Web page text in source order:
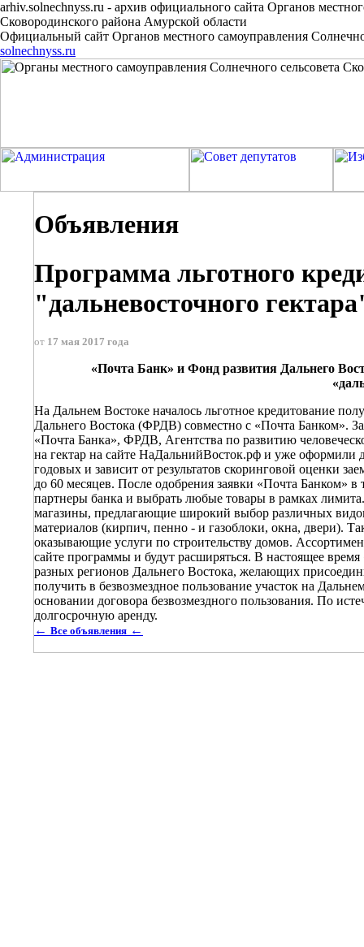
arhiv.solnechnyss.ru - архив официального сайта Органов
Сковородинского района Амурской области
Официальный сайт Органов местного самоуправления
solnechnyss.ru
Объявления
Программа льготного
"дальневосточного
от 17 мая 2017 года
«Почта Банк» и Фонд развития Дальнего
На Дальнем Востоке началось льготное кредитование
Дальнего Востока (ФРДВ) совместно с «Почта Банком».
«Почта Банка», ФРДВ, Агентства по развитию
на гектар на сайте НаДальнийВосток.рф и уже оформили
годовых и зависит от результатов скоринговой оценки
до 60 месяцев. После одобрения заявки «Почта Банком»
партнеры банка и выбрать любые товары в рамках
магазины, предлагающие широкий выбор различных
материалов (кирпич, пенно - и газоблоки, окна, двери).
оказывающие услуги по строительству домов.
сайте программы и будут расширяться. В настоящее
разных регионов Дальнего Востока, желающих
получить в безвозмездное пользование участок на
основании договора безвозмездного пользования. По
долгосрочную аренду.
← Все объявления ←